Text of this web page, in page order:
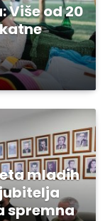
Više od 20
mladih
spremna